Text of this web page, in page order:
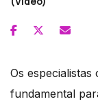
Os
fundamental